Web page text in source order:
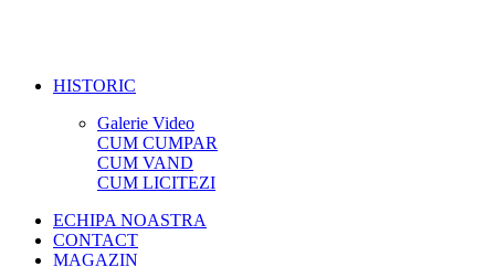
HISTORIC
Galerie Video
CUM CUMPAR
CUM VAND
CUM LICITEZI
ECHIPA NOASTRA
CONTACT
MAGAZIN